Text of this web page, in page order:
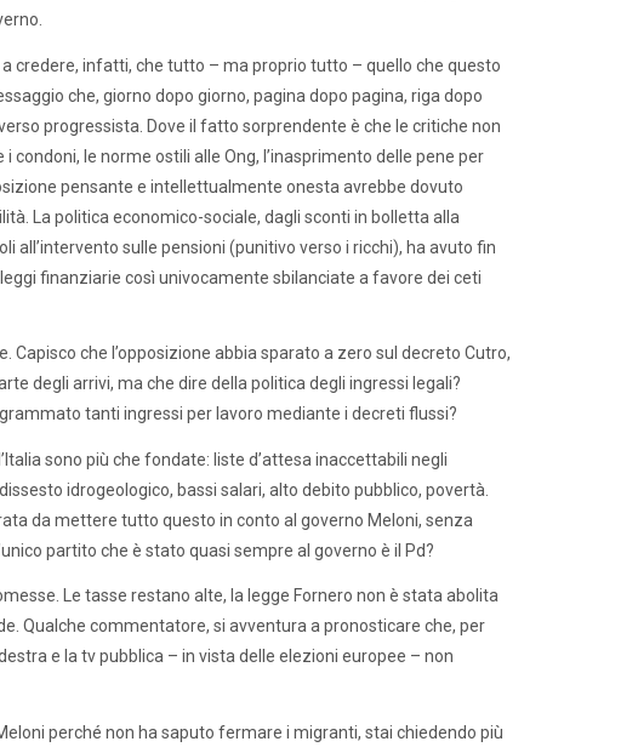
credere, infatti, che tutto – ma proprio tutto – quello che questo
che, giorno dopo giorno, pagina dopo pagina, riga dopo
progressista. Dove il fatto sorprendente è che le critiche non
le norme ostili alle Ong, l’inasprimento delle pene per
pensante e intellettualmente onesta avrebbe dovuto
La politica economico-sociale, dagli sconti in bolletta alla
all’intervento sulle pensioni (punitivo verso i ricchi), ha avuto fin
finanziarie così univocamente sbilanciate a favore dei ceti
che l’opposizione abbia sparato a zero sul decreto Cutro,
degli arrivi, ma che dire della politica degli ingressi legali?
tanti ingressi per lavoro mediante i decreti flussi?
sono più che fondate: liste d’attesa inaccettabili negli
idrogeologico, bassi salari, alto debito pubblico, povertà.
da mettere tutto questo in conto al governo Meloni, senza
partito che è stato quasi sempre al governo è il Pd?
Le tasse restano alte, la legge Fornero non è stata abolita
Qualche commentatore, si avventura a pronosticare che, per
e la tv pubblica – in vista delle elezioni europee – non
perché non ha saputo fermare i migranti, stai chiedendo più